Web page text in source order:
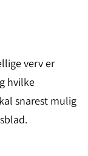
verv er
hvilke
snarest mulig